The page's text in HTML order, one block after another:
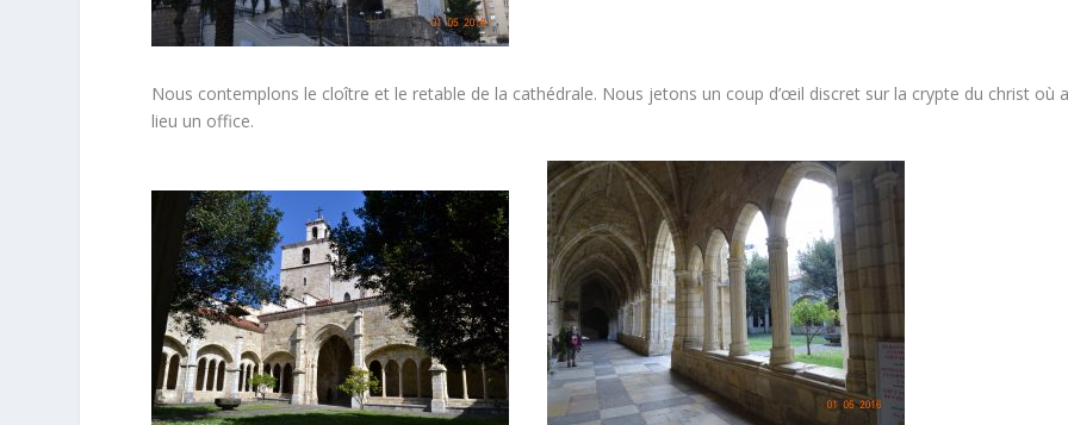
Nous contemplons le cloître et le retable de la cathédrale. Nous jetons un coup d’œil discret sur la crypte du christ où
lieu un office.